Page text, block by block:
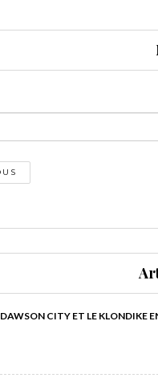
DAWSON CITY ET LE KLONDIKE